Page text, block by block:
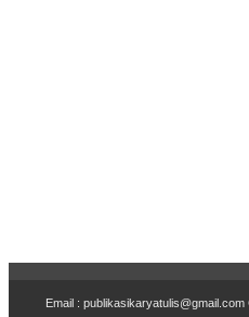
Email : publikasikaryatulis@gmail.com